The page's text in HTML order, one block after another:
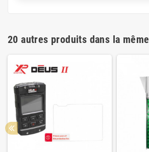
20 autres produits dans la